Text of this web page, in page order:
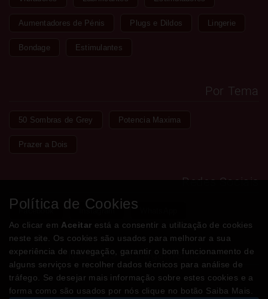
Aumentadores de Pénis Plugs e Dildos Lingerie
Bondage Estimulantes
Por Tema
50 Sombras de Grey Potencia Maxima
Prazer a Dois
Redes Sociais
Facebook Instagram
Métodos de Pagamento
Política de Cookies
Ao clicar em Aceitar está a consentir a utilização de cookies
neste site. Os cookies são usados para melhorar a sua
experiência de navegação, garantir o bom funcionamento de
alguns serviços e recolher dados técnicos para análise de
tráfego. Se desejar mais informação sobre estes cookies e a
forma como são usados por nós clique no botão Saiba Mais.